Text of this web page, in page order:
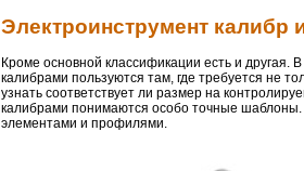
Электроинструмент
Кроме основной классификации есть и
калибрами пользуются там, где требуется не
узнать соответствует ли размер на
калибрами понимаются особо точные шаблоны.
элементами и профилями.